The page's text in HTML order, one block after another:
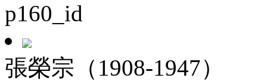
p160_id
張榮宗（1908-1947）